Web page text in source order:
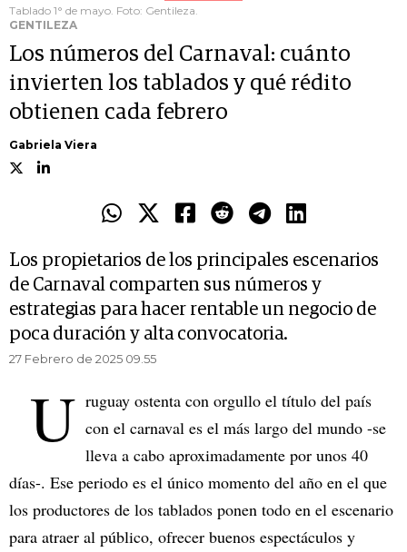
Tablado 1° de mayo. Foto: Gentileza.
GENTILEZA
Los números del Carnaval: cuánto
invierten los tablados y qué rédito
obtienen cada febrero
Gabriela Viera
Los propietarios de los principales escenarios
de Carnaval comparten sus números y
estrategias para hacer rentable un negocio de
poca duración y alta convocatoria.
27 Febrero de 2025 09.55
U ruguay ostenta con orgullo el título del país
con el carnaval es el más largo del mundo -se
lleva a cabo aproximadamente por unos 40
días-. Ese periodo es el único momento del año en el que
los productores de los tablados ponen todo en el escenario
para atraer al público, ofrecer buenos espectáculos y